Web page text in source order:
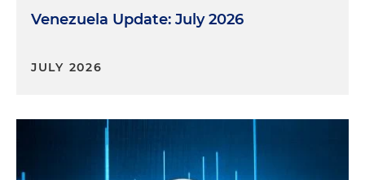
Venezuela Update: July 2026
JULY 2026